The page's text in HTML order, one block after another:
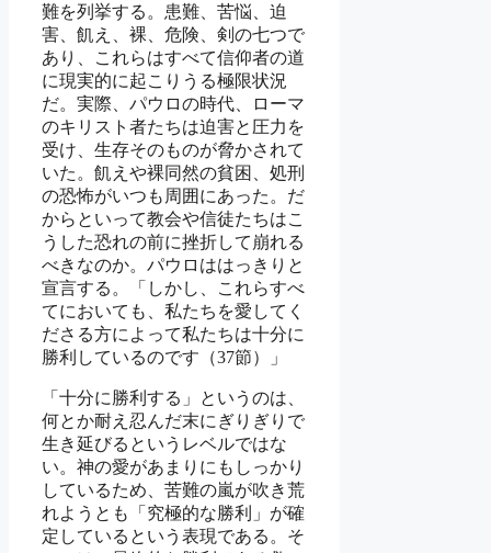
難を列挙する。患難、苦悩、迫
害、飢え、裸、危険、剣の七つで
あり、これらはすべて信仰者の道
に現実的に起こりうる極限状況
だ。実際、パウロの時代、ローマ
のキリスト者たちは迫害と圧力を
受け、生存そのものが脅かされて
いた。飢えや裸同然の貧困、処刑
の恐怖がいつも周囲にあった。だ
からといって教会や信徒たちはこ
うした恐れの前に挫折して崩れる
べきなのか。パウロははっきりと
宣言する。「しかし、これらすべ
てにおいても、私たちを愛してく
ださる方によって私たちは十分に
勝利しているのです（37節）」
「十分に勝利する」というのは、
何とか耐え忍んだ末にぎりぎりで
生き延びるというレベルではな
い。神の愛があまりにもしっかり
しているため、苦難の嵐が吹き荒
れようとも「究極的な勝利」が確
定しているという表現である。そ